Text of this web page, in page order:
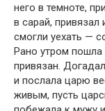
него в темноте,
в сарай, привязал
смогли уехать —
Рано утром пошла
привязан.
и послала царю
живым, пусть